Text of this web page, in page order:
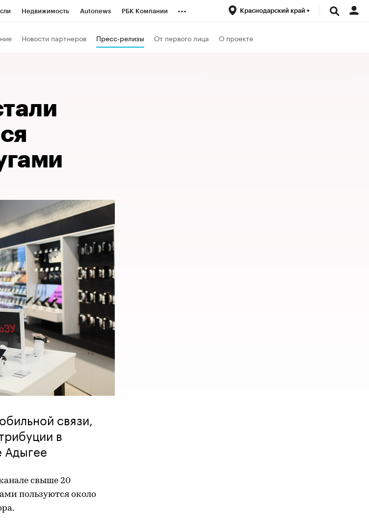
Недвижимость Autonews РБК Компании ... Краснодарский край
Новости партнеров Пресс-релизы От первого лица О проекте
связи,
в
Адыгее
свыше 20
пользуются около